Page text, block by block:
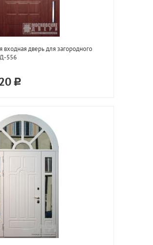
входная дверь для загородного
556